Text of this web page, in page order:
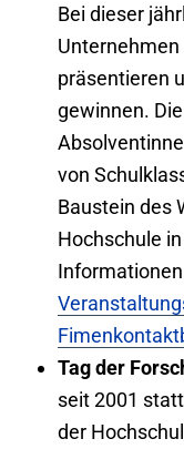
Bei dieser
präsentieren
gewinnen.
von
Baustein des
Hochschule
Tag der
seit 2001
der